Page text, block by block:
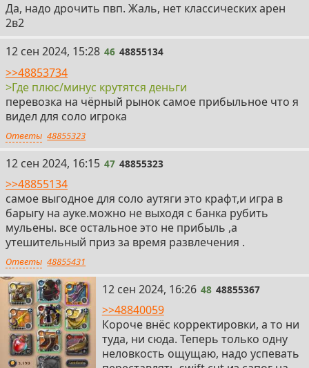
Да, надо дрочить пвп. Жаль, нет классических арен
2в2
46
12 сен 2024, 15:28 46 48855134
>>48853734
>Где плюс/минус крутятся деньги
перевозка на чёрный рынок самое прибыльное что я
видел для соло игрока
Ответы 48855323
47
12 сен 2024, 16:15 47 48855323
>>48855134
самое выгодное для соло аутяги это крафт,и игра в
барыгу на ауке.можно не выходя с банка рубить
мульены. все остальное это не прибыль ,а
утешительный приз за время развлечения .
Ответы 48855431
48
12 сен 2024, 16:26 48 48855367
>>48840059
Короче внёс корректировки, а то ни
туда, ни сюда. Теперь только одну
неловкость ощущаю, надо успевать